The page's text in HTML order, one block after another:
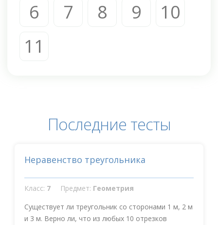
6 7 8 9
10
11
Последние тесты
Неравенство треугольника
Класс: 7 Предмет: Геометрия
Существует ли треугольник со сторонами 1 м, 2 м
и 3 м. Верно ли, что из любых 10 отрезков